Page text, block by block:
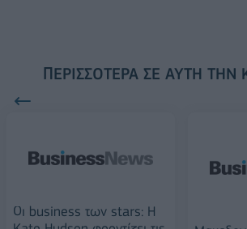
ΠΕΡΙΣΣΌΤΕΡΑ ΣΕ ΑΥΤΉ ΤΗΝ
Οι business των stars: Η